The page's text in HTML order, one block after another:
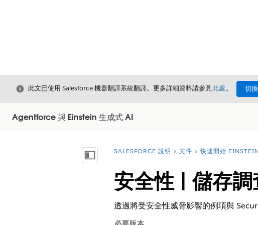
結束
此文已使用 Salesforce 機器翻譯系統翻譯。更多詳細資料請參見此處。 切
Agentforce 與 Einstein 生成式 AI
顯示目錄 您位於此處：
SALESFORCE 說明 文件 快速開始
安全性 | 儲存
透過將受安全性威脅影響的例項與